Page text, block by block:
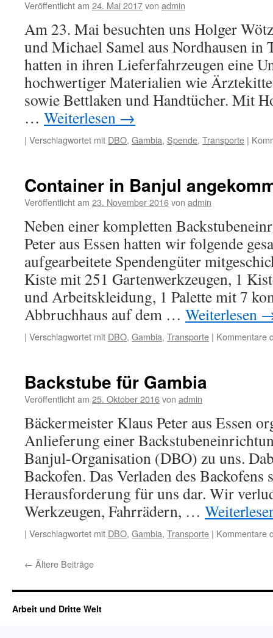
Veröffentlicht am 24. Mai 2017von admin
Am 23. Mai besuchten uns Holger
und Michael Samel aus Nordhausen in
hatten in ihren Lieferfahrzeugen eine
hochwertiger Materialien wie
sowie Bettlaken und Handtücher. Mit
… Weiterlesen →
| Verschlagwortet mit DBO, Gambia, Spende, Transporte |
Container in Banjul
Veröffentlicht am 23. November 2016von admin
Neben einer kompletten
Peter aus Essen hatten wir folgende
aufgearbeitete Spendengüter
Kiste mit 251 Gartenwerkzeugen, 1
und Arbeitskleidung, 1 Palette mit 7
Abbruchhaus auf dem … Weiterlesen
| Verschlagwortet mit DBO, Gambia, Transporte | Kommentare
Backstube für Gambia
Veröffentlicht am 25. Oktober 2016von admin
Bäckermeister Klaus Peter aus Essen
Anlieferung einer
Banjul-Organisation (DBO) zu uns.
Backofen. Das Verladen des Backofens
Herausforderung für uns dar. Wir
Werkzeugen, Fahrrädern, …
| Verschlagwortet mit DBO, Gambia, Transporte | Kommentare
← Ältere Beiträge
Arbeit und Dritte Welt